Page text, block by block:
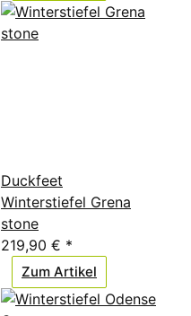
Duckfeet
Winterstiefel Grena
stone
219,90 € *
Zum Artikel